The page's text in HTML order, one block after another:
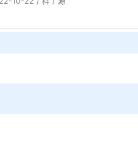
&& systemctl restart
【接口】->【LAN】-
否则dns会指向主路由导致